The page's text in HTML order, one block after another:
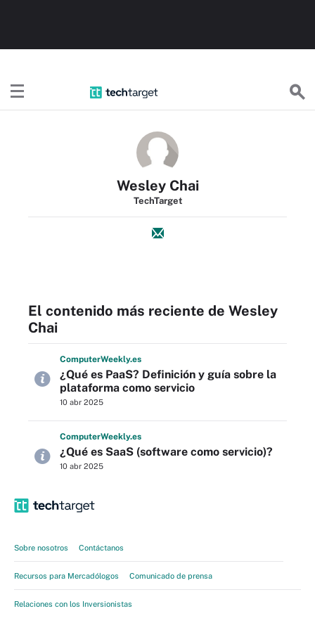
Wesley Chai
TechTarget
El contenido más reciente de Wesley
Chai
ComputerWeekly.es
¿Qué es PaaS? Definición y guía sobre la
plataforma como servicio
10 abr 2025
ComputerWeekly.es
¿Qué es SaaS (software como servicio)?
10 abr 2025
Sobre nosotros Contáctanos
Recursos para Mercadólogos Comunicado de prensa
Relaciones con los Inversionistas